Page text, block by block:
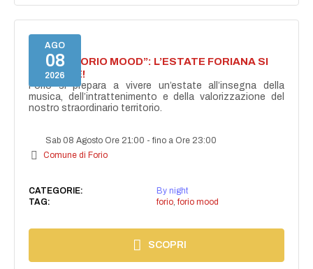
AGO
08
2026
NASCE “FORIO MOOD”: L’ESTATE FORIANA SI
ACCENDE!
Forio si prepara a vivere un’estate all’insegna della
musica, dell’intrattenimento e della valorizzazione del
nostro straordinario territorio.
Sab 08 Agosto Ore 21:00 -fino a Ore 23:00
Comune di Forio
CATEGORIE:
By night
TAG:
forio, forio mood
SCOPRI